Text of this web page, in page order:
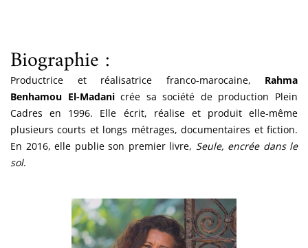
Biographie :
Productrice et réalisatrice franco-marocaine, Rahma
Benhamou El-Madanicrée sa société de production Plein
Cadres en 1996. Elle écrit, réalise et produit elle-même
plusieurs courts et longs métrages, documentaires et fiction.
En 2016, elle publie son premier livre, Seule, encrée dans le
sol.